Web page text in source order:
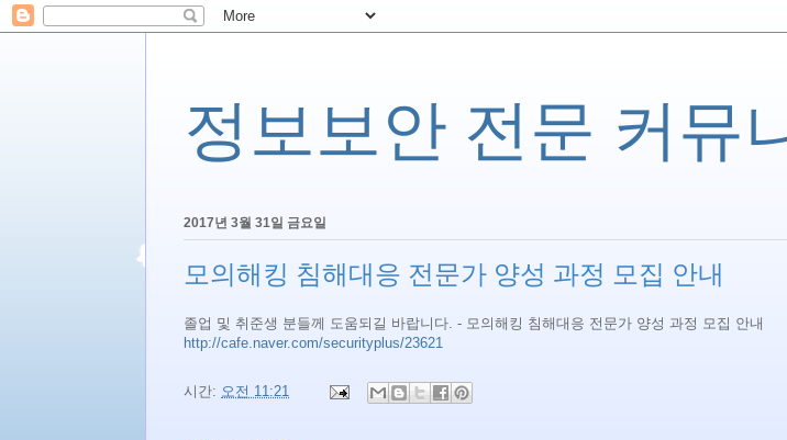
정보보안 전문 커뮤
2017년 3월 31일 금요일
모의해킹 침해대응 전문가 양성 과정 모집 안내
졸업 및 취준생 분들께 도움되길 바랍니다. - 모의해킹 침해대응 전문가 양성 과정 모집 안내
http://cafe.naver.com/securityplus/23621
시간: 오전 11:21